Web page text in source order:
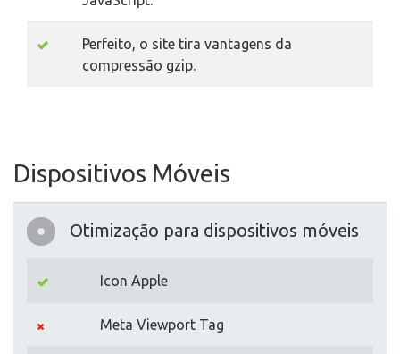
Perfeito, o site tira vantagens da
compressão gzip.
Dispositivos Móveis
Otimização para dispositivos móveis
Icon Apple
Meta Viewport Tag